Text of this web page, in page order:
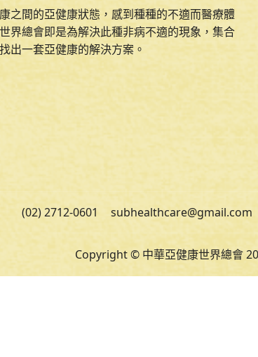
之間的亞健康狀態，感到種種的不適而醫療體
界總會即是為解決此種非病不適的現象，集合
出一套亞健康的解決方案。
(02) 2712-0601 subhealthcare@gmail.com
Copyright © 中華亞健康世界總會